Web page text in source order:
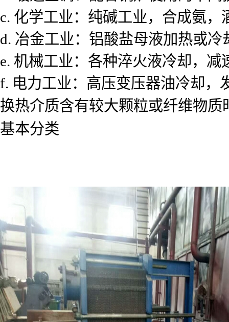
c. 化学工业：纯碱工业，合成氨
d. 冶金工业：铝酸盐母液加热或
e. 机械工业：各种淬火液冷却，减
f. 电力工业：高压变压器油冷却，
换热介质含有较大颗粒或纤维物
基本分类